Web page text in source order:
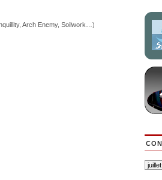
Arch Enemy, Soilwork…)